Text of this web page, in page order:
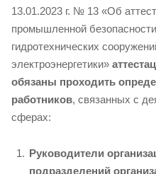
13.01.2023 г. № 13 «Об
промышленной
гидротехнических
электроэнергетики»
обязаны проходить
работников, связанных с
сферах:
Руководители
подразделений